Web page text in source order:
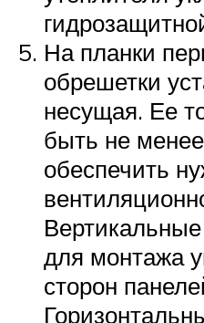
На планки
обрешетки
несущая. Ее
быть не
обеспечить
для монтажа
сторон